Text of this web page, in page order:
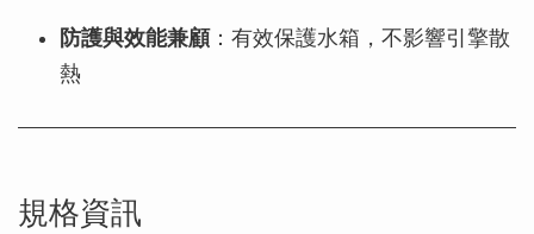
防護與效能兼顧：有效保護水箱，不影響引擎散
熱
規格資訊